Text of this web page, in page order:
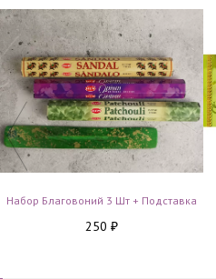
Набор Благовоний 3 Шт + Подставка
250 ₽